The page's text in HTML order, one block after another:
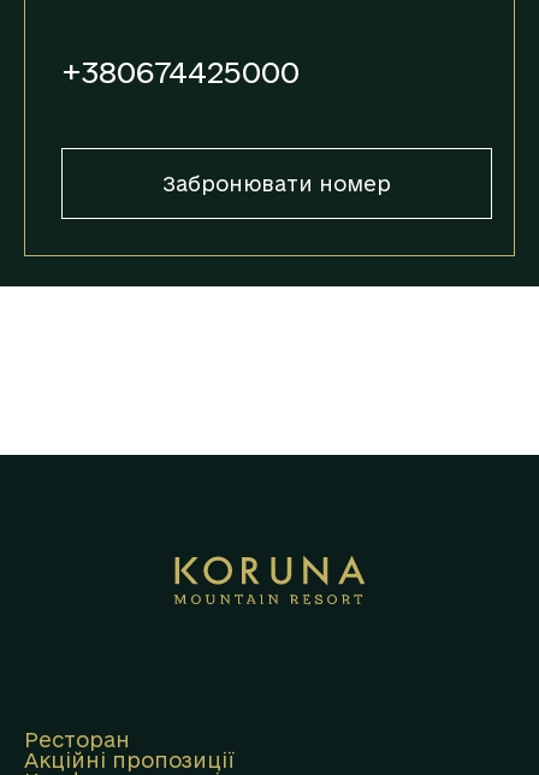
+380674425000
Забронювати номер
Ресторан
Акційні пропозиції